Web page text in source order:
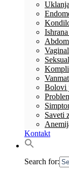
Bolovi
Saveti
Kontakt
Search for: